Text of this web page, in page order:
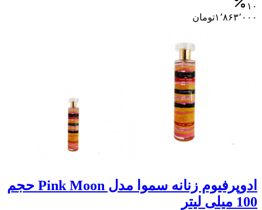
۱۰
۱٬۸۶۳٬۰۰۰تومان
ادوپرفیوم زنانه سموا مدل Pink Moon حجم
100 میلی لیتر